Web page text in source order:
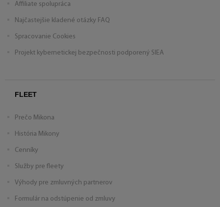
Affiliate spolupráca
Najčastejšie kladené otázky FAQ
Spracovanie Cookies
Projekt kybernetickej bezpečnosti podporený SIEA
FLEET
Prečo Mikona
História Mikony
Cenníky
Služby pre fleety
Výhody pre zmluvných partnerov
Formulár na odstúpenie od zmluvy